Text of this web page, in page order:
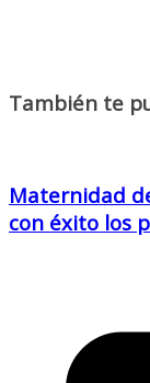
También te
Maternidad
con éxito los